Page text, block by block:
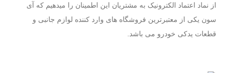
از نماد اعتماد الکترونیک به مشتریان این اطمینان را میدهیم که آی
سون یکی از معتبرترین فروشگاه های وارد کننده لوازم جانبی و
قطعات یدکی خودرو می باشد.